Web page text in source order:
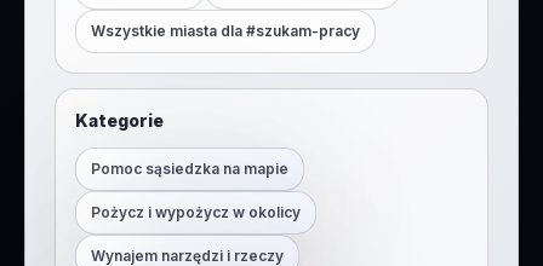
Wszystkie miasta dla #szukam-pracy
Kategorie
Pomoc sąsiedzka na mapie
Pożycz i wypożycz w okolicy
Wynajem narzędzi i rzeczy